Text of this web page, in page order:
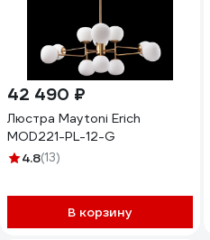
42 490 ₽
Люстра Maytoni Erich
MOD221-PL-12-G
4.8(13)
В корзину